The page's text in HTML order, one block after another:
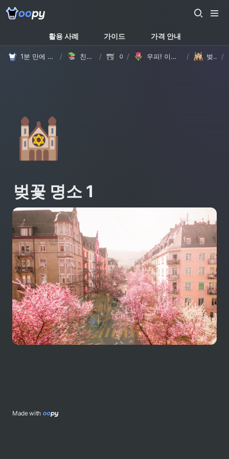
활용 사례 가이드 가격 안내
1분 만에 만드는 노션 웹사이트, 우피! / 친절한 가이드 / 이야기/ 우피! 이렇게 바뀌었어요 - 모서리 둥글게 & 상단 메뉴바 테마별 로고 설정 / 벚꽃 명소 1 /
🕍
벚꽃 명소 1
Made with